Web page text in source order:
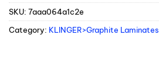
SKU: 7aaa064a1c2e
Category: KLINGER>Graphite Laminates